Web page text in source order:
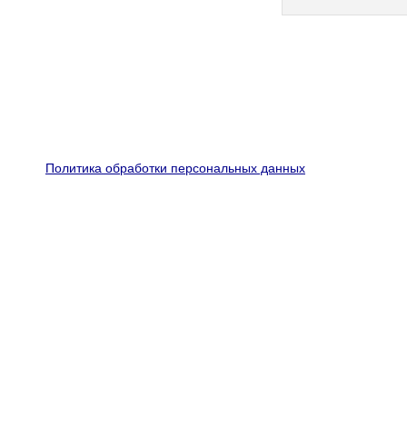
Политика обработки персональных данных